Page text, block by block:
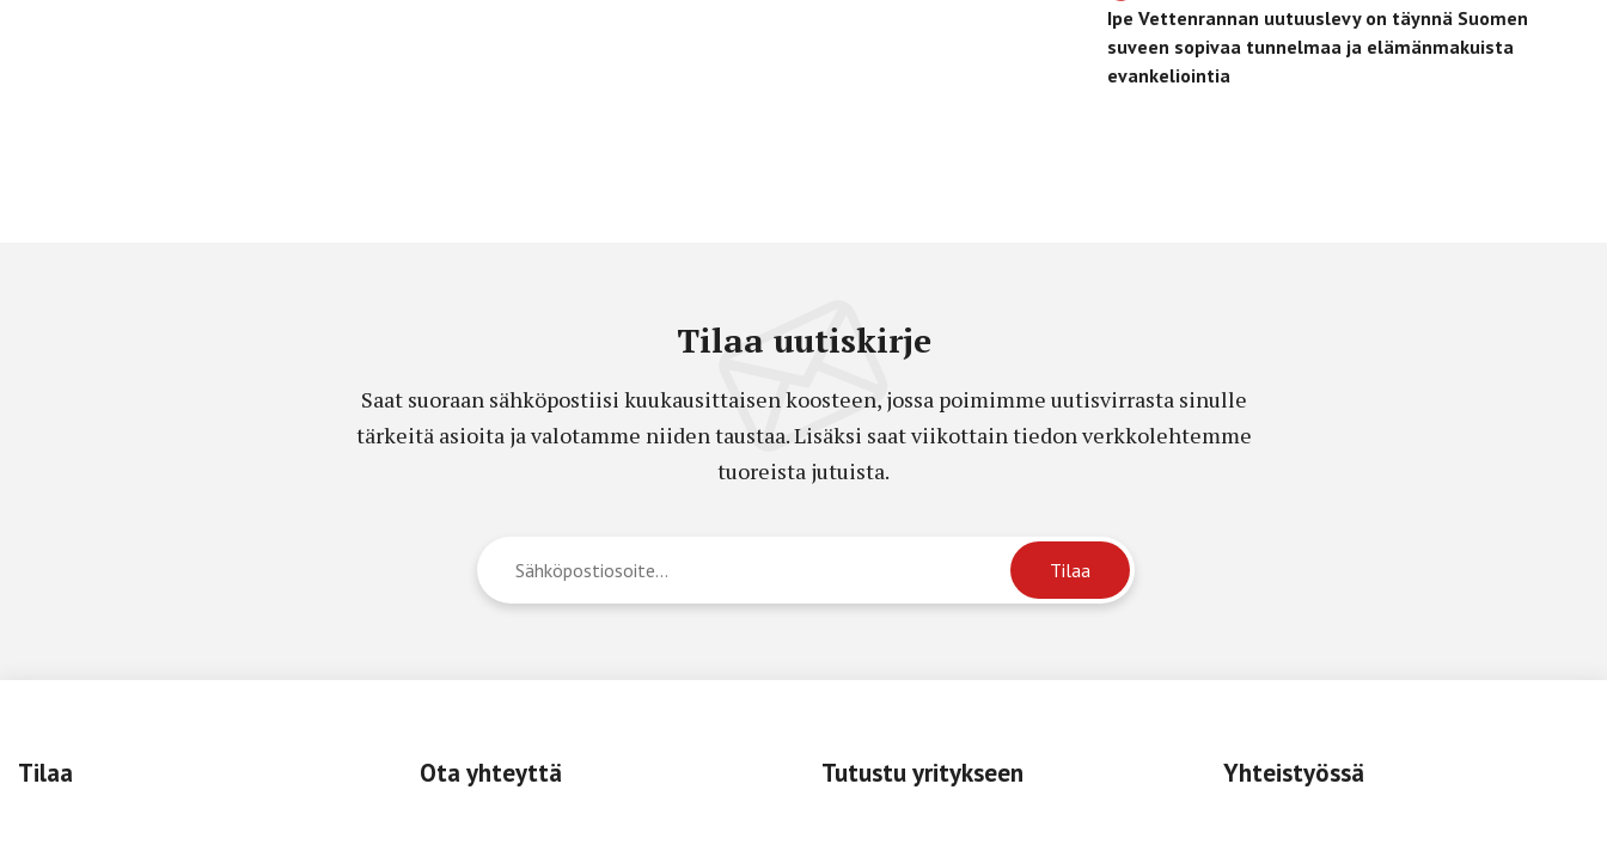
Ipe Vettenrannan uutuuslevy on täynnä Suomen
suveen sopivaa tunnelmaa ja elämänmakuista
evankeliointia
Tilaa uutiskirje
Saat suoraan sähköpostiisi kuukausittaisen koosteen, jossa poimimme uutisvirrasta sinulle
tärkeitä asioita ja valotamme niiden taustaa. Lisäksi saat viikottain tiedon verkkolehtemme
tuoreista jutuista.
Tilaa Ota yhteyttä Tutustu yritykseen Yhteistyössä